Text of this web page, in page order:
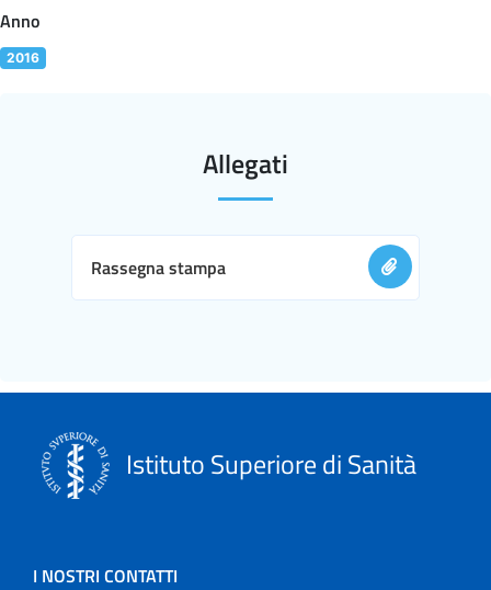
Anno
2016
Allegati
Rassegna stampa
Istituto Superiore di Sanità
I NOSTRI CONTATTI